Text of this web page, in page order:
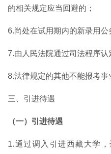
的相关规定应当回避的；
6.尚处在试用期内的新录用公
7.由人民法院通过司法程序认
8.法律规定的其他不能报考事
三、引进待遇
（一）引进待遇
1.通过调入引进西藏大学